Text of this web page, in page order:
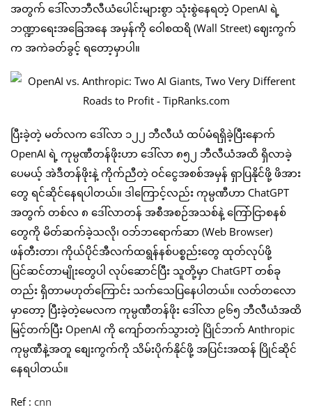
အတွက် ဒေါ်လာဘီလီယံပေါင်းများစွာ သုံးစွဲနေရတဲ့ OpenAI ရဲ့
ဘဏ္ဍာရေးအခြေအနေ အမှန်ကို ဝေါစထရိ (Wall Street) ဈေးကွက်
က အကဲခတ်ခွင့် ရတော့မှာပါ။
ပြီးခဲ့တဲ့ မတ်လက ဒေါ်လာ ၁၂၂ ဘီလီယံ ထပ်မံရရှိခဲ့ပြီးနောက်
OpenAI ရဲ့ ကုမ္ပဏီတန်ဖိုးဟာ ဒေါ်လာ ၈၅၂ ဘီလီယံအထိ ရှိလာခဲ့
ပေမယ့် အဲဒီတန်ဖိုးနဲ့ ကိုက်ညီတဲ့ ဝင်ငွေအစစ်အမှန် ရှာပြနိုင်ဖို့ ဖိအား
တွေ ရင်ဆိုင်နေရပါတယ်။ ဒါကြောင့်လည်း ကုမ္ပဏီဟာ ChatGPT
အတွက် တစ်လ ၈ ဒေါ်လာတန် အစီအစဉ်အသစ်နဲ့ ကြော်ငြာစနစ်
တွေကို မိတ်ဆက်ခဲ့သလို၊ ဝဘ်ဘရောက်ဆာ (Web Browser)
ဖန်တီးတာ၊ ကိုယ်ပိုင်အီလက်ထရွန်နစ်ပစ္စည်းတွေ ထုတ်လုပ်ဖို့
ပြင်ဆင်တာမျိုးတွေပါ လုပ်ဆောင်ပြီး သူတို့မှာ ChatGPT တစ်ခု
တည်း ရှိတာမဟုတ်ကြောင်း သက်သေပြနေပါတယ်။ လတ်တလော
မှာတော့ ပြီးခဲ့တဲ့မေလက ကုမ္ပဏီတန်ဖိုး ဒေါ်လာ ၉၆၅ ဘီလီယံအထိ
မြင့်တက်ပြီး OpenAI ကို ကျော်တက်သွားတဲ့ ပြိုင်ဘက် Anthropic
ကုမ္ပဏီနဲ့အတူ စျေးကွက်ကို သိမ်းပိုက်နိုင်ဖို့ အပြင်းအထန် ပြိုင်ဆိုင်
နေရပါတယ်။
Ref : cnn